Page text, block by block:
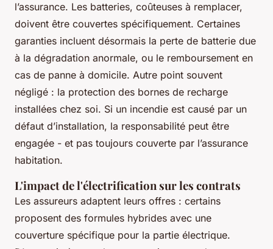
l’assurance. Les batteries, coûteuses à remplacer,
doivent être couvertes spécifiquement. Certaines
garanties incluent désormais la perte de batterie due
à la dégradation anormale, ou le remboursement en
cas de panne à domicile. Autre point souvent
négligé : la protection des bornes de recharge
installées chez soi. Si un incendie est causé par un
défaut d’installation, la responsabilité peut être
engagée - et pas toujours couverte par l’assurance
habitation.
L'impact de l'électrification sur les contrats
Les assureurs adaptent leurs offres : certains
proposent des formules hybrides avec une
couverture spécifique pour la partie électrique.